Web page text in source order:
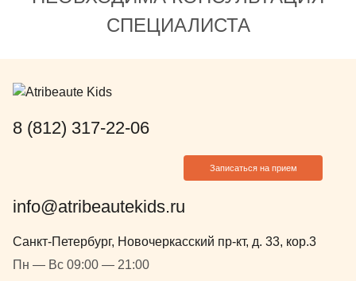
СПЕЦИАЛИСТА
8 (812) 317-22-06
Записаться на прием
info@atribeautekids.ru
Санкт-Петербург, Новочеркасский пр-кт, д. 33, кор.3
Пн — Вс 09:00 — 21:00